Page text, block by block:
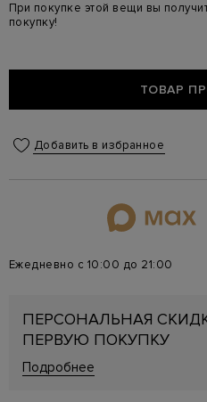
При покупке этой вещи вы
покупку!
ТОВАР
Добавить в избранное
Ежедневно с 10:00 до 21:00
ПЕРСОНАЛЬНАЯ
ПЕРВУЮ ПОКУПКУ
Подробнее